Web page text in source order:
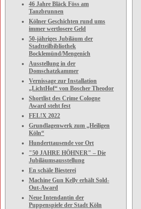
46 Jahre Bläck Föss am
Tanzbrunnen
Kölner Geschichten rund ums
immer wertlosere Geld
50-jähriges Jubiläum der
Stadtteilbibliothek
Bocklemünd/Mengenich
Ausstellung in der
Domschatzkammer
Vernissage zur Installation
„LichtHof“ von Boscher Theodor
Shortlist des Crime Cologne
Award steht fest
FEL!X 2022
Grundlagenwerk zum „Heiligen
Köln“
Hunderttausende vor Ort
"50 JAHRE HÖHNER" – Die
Jubiläumsausstellung
En schäle Biesterei
Machine Gun Kelly erhält Sold-
Out-Award
Neue Intendantin der
Puppenspiele der Stadt Köln